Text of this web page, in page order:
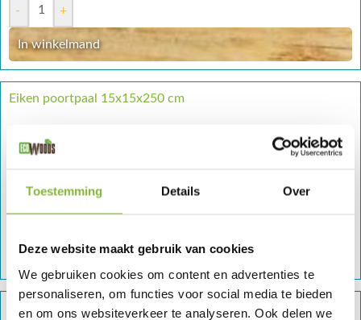
Toestemming Details Over
Deze website maakt gebruik van cookies
We gebruiken cookies om content en advertenties te
personaliseren, om functies voor social media te bieden
en om ons websiteverkeer te analyseren. Ook delen we
- +
In winkelmand
Eiken poortpaal 15x15x250 cm
In winkelmand
Eiken poortpaal 20x20x250 cm